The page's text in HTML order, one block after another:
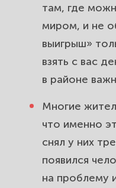
там, где
миром, и не
выигрыш»
взять с вас
в районе
Многие
что именно
снял у них
появился
на проблему